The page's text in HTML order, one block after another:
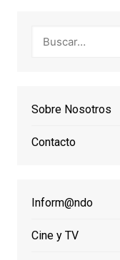
Sobre Nosotros
Contacto
Inform@ndo
Cine y TV